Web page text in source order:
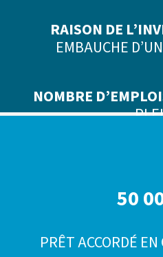
RAISON DE
EMBAUCHE
NOMBRE
50
PRÊT ACCORDÉ